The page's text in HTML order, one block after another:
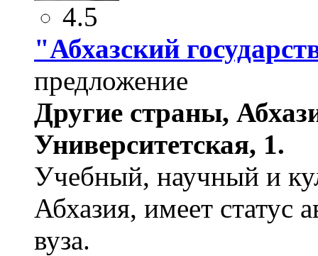
4.5
"Абхазский
предложение
Другие страны,
Университетская, 1.
Учебный, научный и
Абхазия, имеет статус
вуза.